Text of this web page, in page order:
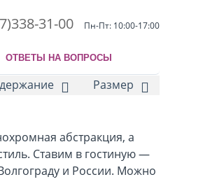
31-00 Пн-Пт: 10:00-17:00
ОТВЕТЫ НА ВОПРОСЫ
Размер
абстракция, а
Ставим в гостиную —
и России. Можно